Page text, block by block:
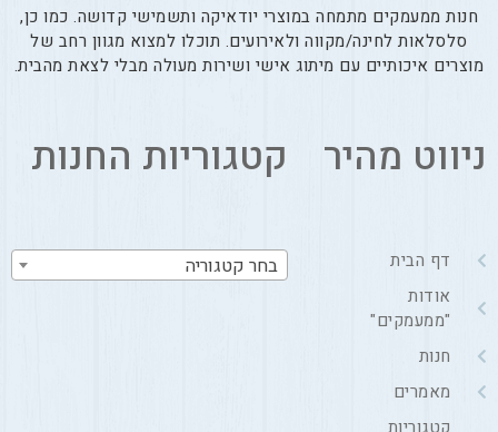
חנות ממעמקים מתמחה במוצרי יודאיקה ותשמישי קדושה. כמו כן,
סלסלאות לחינה/מקווה ולאירועים. תוכלו למצוא מגוון רחב של
מוצרים איכותיים עם מיתוג אישי ושירות מעולה מבלי לצאת מהבית.
ניווט מהיר
דף הבית
אודות
"ממעמקים"
חנות
מאמרים
קטגוריות החנות
בחר קטגוריה